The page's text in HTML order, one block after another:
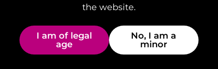
the website.
I am of legal
age
No, I am a
minor